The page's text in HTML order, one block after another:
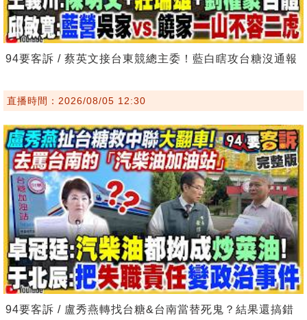
94要客訴 / 蔡英文接台東競總主委！藍白瞎攻台糖沒通報
直播時間：2026/08/05 12:30
94要客訴 / 盧秀燕轉找台糖&台南當替死鬼？結果還搞錯